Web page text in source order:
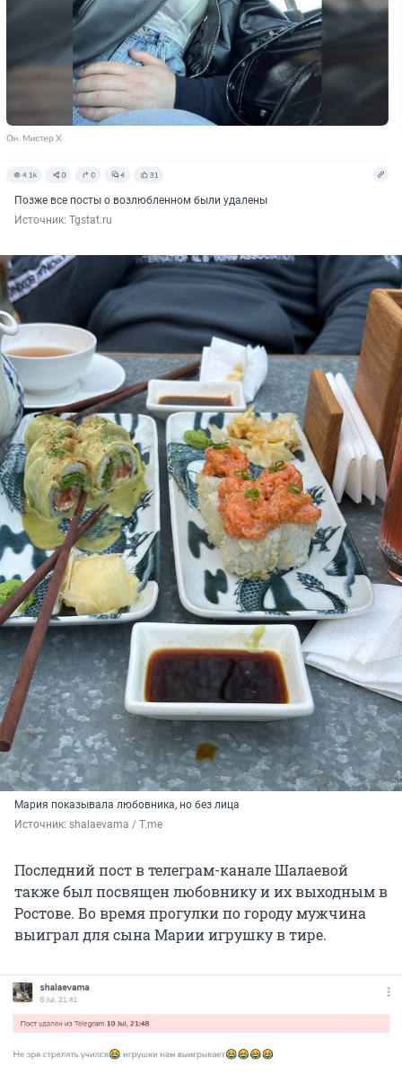
Позже все посты о возлюбленном были удалены
Источник: Tgstat.ru
Мария показывала любовника, но без лица
Источник: shalaevama / T.me
Последний пост в телеграм-канале Шалаевой
также был посвящен любовнику и их выходным в
Ростове. Во время прогулки по городу мужчина
выиграл для сына Марии игрушку в тире.